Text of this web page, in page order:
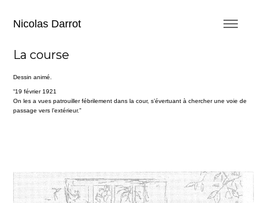
Nicolas Darrot
La course
Dessin animé.
“19 février 1921
On les a vues patrouiller fébrilement dans la cour, s’évertuant à chercher une voie de
passage vers l’extérieur.”